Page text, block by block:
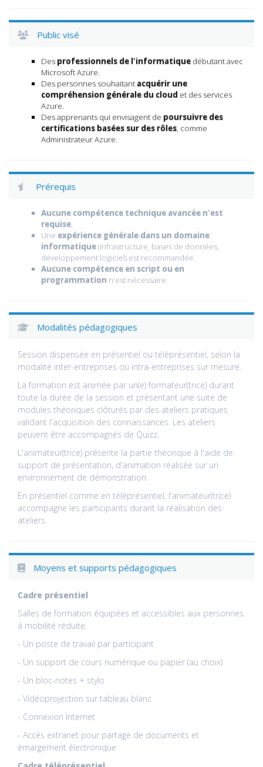
Public visé
Des professionnels de l'informatique débutant avec
Microsoft Azure.
Des personnes souhaitant acquérir une
compréhension générale du cloud et des services
Azure.
Des apprenants qui envisagent de poursuivre des
certifications basées sur des rôles, comme
Administrateur Azure.
Prérequis
Aucune compétence technique avancée n'est
requise.
Une expérience générale dans un domaine
informatique(infrastructure, bases de données,
développement logiciel) est recommandée.
Aucune compétence en script ou en
programmation n'est nécessaire.
Modalités pédagogiques
Session dispensée en présentiel ou téléprésentiel, selon la
modalité inter-entreprises ou intra-entreprises sur mesure.
La formation est animée par un(e) formateur(trice) durant
toute la durée de la session et présentant une suite de
modules théoriques clôturés par des ateliers pratiques
validant l'acquisition des connaissances. Les ateliers
peuvent être accompagnés de Quizz.
L'animateur(trice) présente la partie théorique à l'aide de
support de présentation, d'animation réalisée sur un
environnement de démonstration.
En présentiel comme en téléprésentiel, l'animateur(trice)
accompagne les participants durant la réalisation des
ateliers.
Moyens et supports pédagogiques
Cadre présentiel
Salles de formation équipées et accessibles aux personnes
à mobilité réduite.
- Un poste de travail par participant
- Un support de cours numérique ou papier (au choix)
- Un bloc-notes + stylo
- Vidéoprojection sur tableau blanc
- Connexion Internet
- Accès extranet pour partage de documents et
émargement électronique